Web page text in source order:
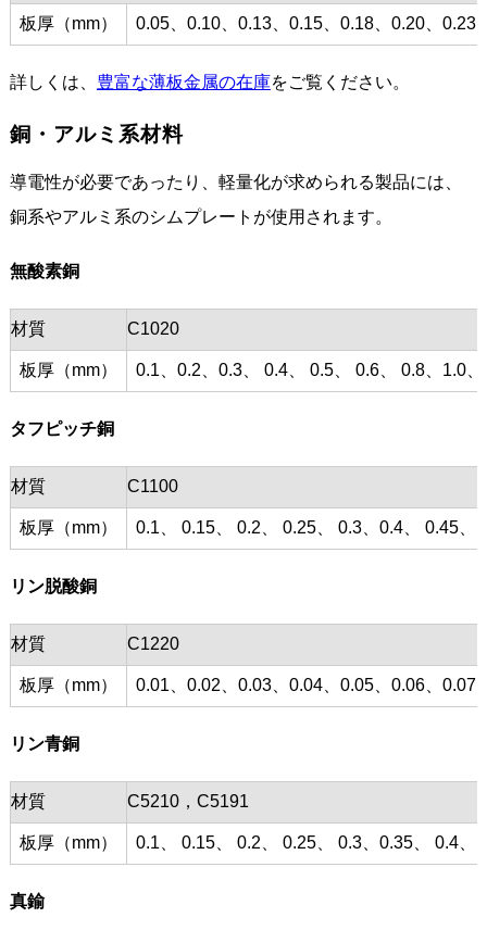
板厚（mm） 0.05、0.10、0.13、0.15、0.18、0.20、
詳しくは、 豊富な薄板金属の在庫をご覧ください。
銅・アルミ系材料
導電性が必要であったり、軽量化が求められる製品には、
銅系やアルミ系のシムプレートが使用されます。
無酸素銅
材質 C1020
板厚（mm） 0.1、0.2、0.3、 0.4、 0.5、 0.6、 0.8、1.0
タフピッチ銅
材質 C1100
板厚（mm） 0.1、 0.15、 0.2、 0.25、 0.3、0.4、 0.45、
リン脱酸銅
材質 C1220
板厚（mm） 0.01、0.02、0.03、0.04、0.05、0.06、0.07
リン青銅
材質 C5210，C5191
板厚（mm） 0.1、 0.15、 0.2、 0.25、 0.3、0.35、 0.4、
真鍮